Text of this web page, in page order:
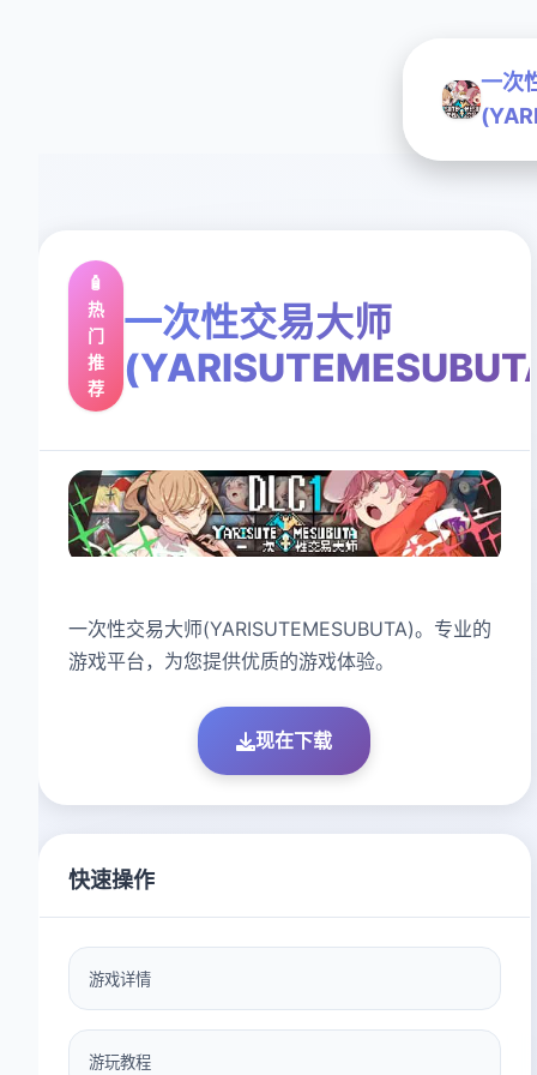
一次
🧴
热
门
推
荐
一次性交易大师
一次性交易大师(YARISUTEMESUBUTA)。专业的
游戏平台，为您提供优质的游戏体验。
现在下载
快速操作
游戏详情
游玩教程